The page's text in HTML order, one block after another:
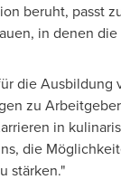
beruht, passt
in denen
die
zu
in
die
stärken."